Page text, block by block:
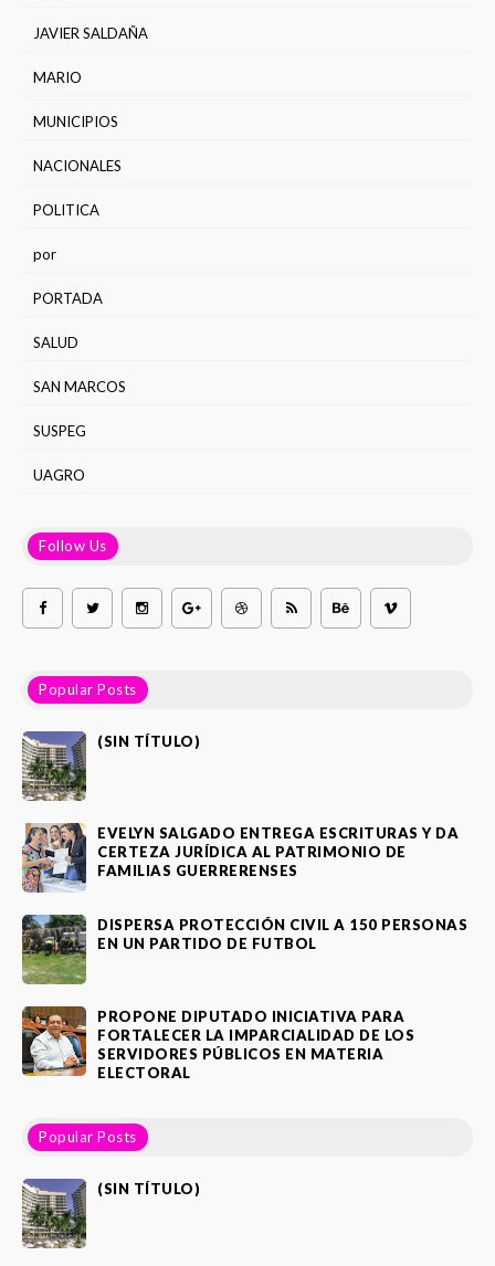
JAVIER SALDAÑA
MARIO
MUNICIPIOS
NACIONALES
POLITICA
por
PORTADA
SALUD
SAN MARCOS
SUSPEG
UAGRO
Follow Us
Popular Posts
(SIN TÍTULO)
EVELYN SALGADO ENTREGA ESCRITURAS Y DA
CERTEZA JURÍDICA AL PATRIMONIO DE
FAMILIAS GUERRERENSES
DISPERSA PROTECCIÓN CIVIL A 150 PERSONAS
EN UN PARTIDO DE FUTBOL
PROPONE DIPUTADO INICIATIVA PARA
FORTALECER LA IMPARCIALIDAD DE LOS
SERVIDORES PÚBLICOS EN MATERIA
ELECTORAL
Popular Posts
(SIN TÍTULO)